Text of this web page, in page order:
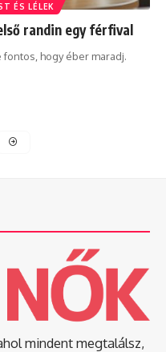
ÉS LÉLEK
randin egy férfival
hogy éber maradj.
mindent megtalálsz,